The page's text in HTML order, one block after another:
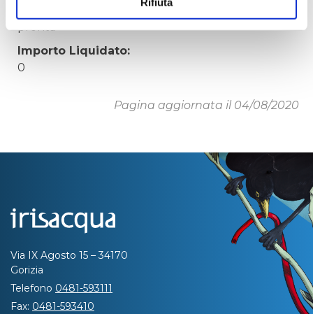
Tempi di completamento:
pronta
Importo Liquidato:
0
Pagina aggiornata il 04/08/2020
Via IX Agosto 15 – 34170
Gorizia
Telefono 0481-593111
Fax: 0481-593410